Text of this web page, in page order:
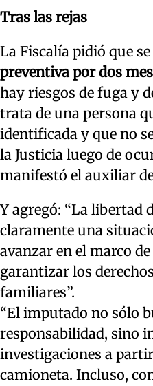
Tras las rejas
La Fiscalía pidió que
preventiva por dos
hay riesgos de fuga y
trata de una persona
identificada y que no
la Justicia luego de
manifestó el auxiliar
Y agregó: “La libertad
claramente una
avanzar en el marco
garantizar los
familiares”.
“El imputado no sólo
responsabilidad, sino
investigaciones a
camioneta. Incluso,